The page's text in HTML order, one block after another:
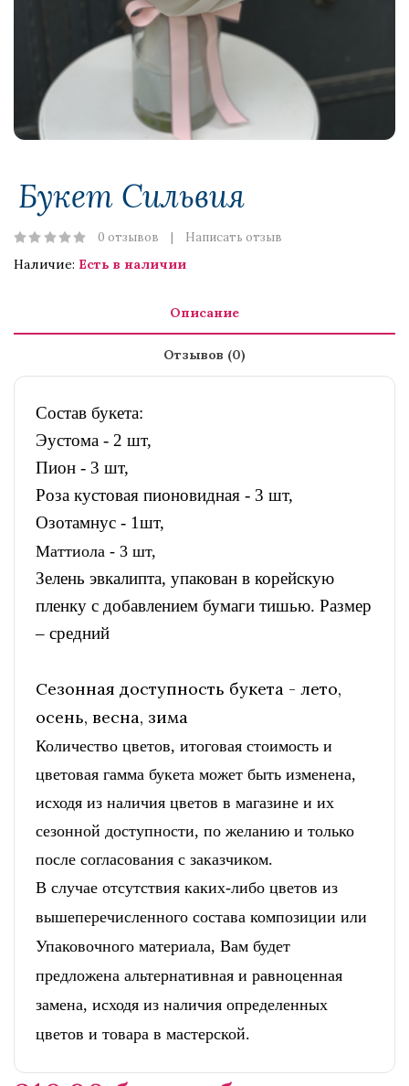
Букет Сильвия
0 отзывов Написать отзыв
Наличие: Есть в наличии
Описание
Отзывов (0)
Состав букета:
Эустома - 2 шт,
Пион - 3 шт,
Роза кустовая пионовидная - 3 шт,
Озотамнус - 1шт,
Маттиола - 3 шт,
Зелень эвкалипта, упакован в корейскую
пленку с добавлением бумаги тишью. Размер
– средний
Сезонная доступность букета - лето,
осень, весна, зима
Количество цветов, итоговая стоимость и
цветовая гамма букета может быть изменена,
исходя из наличия цветов в магазине и их
сезонной доступности, по желанию и только
после согласования с заказчиком.
В случае отсутствия каких-либо цветов из
вышеперечисленного состава композиции или
Упаковочного материала, Вам будет
предложена альтернативная и равноценная
замена, исходя из наличия определенных
цветов и товара в мастерской.